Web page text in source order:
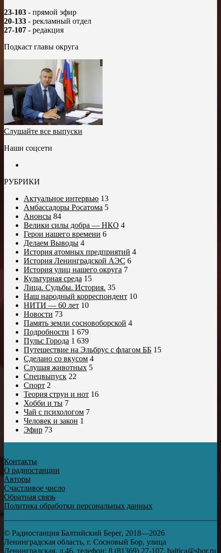
23-103 - прямой эфир
20-133 - рекламный отдел
27-107 - редакция
Подкаст главы округа
Слушайте все выпуски
Наши соцсети
РУБРИКИ
Актуальное интервью 13
Амбассадоры Росатома 5
Анонсы 84
Велики силы добра — НКО 4
Герои нашего времени 6
Делаем Выводы 4
История атомных предприятий 4
История Ленинградской АЭС 6
История улиц нашего округа 7
Культурная среда 15
Лица. Судьбы. История. 35
Наш народный корреспондент 10
НИТИ — 60 лет 10
Новости 73
Память земли сосновоборской 4
Подробности 1 679
Пульс Города 1 639
Путешествие на Эльбрус с флагом ББ 15
Сделано со вкусом 4
Слушая животных 5
Спецвыпуск 22
Спорт 2
Теория струн и нот 16
Хобби и ты 7
Чай с психологом 7
Человек и закон 1
Эфир 73
Контакты
О радиостанции
Авторы
Счастливое число
Обратная связь
Политика обработки персональных данных
© Радиостанция Балтийский Берег, 2018—2026
Ленинградская область, г. Сосновый Бор, улица
Ленинградская, д.46, телефон: 8 (81369) 27-107, baltica@sbor.ru